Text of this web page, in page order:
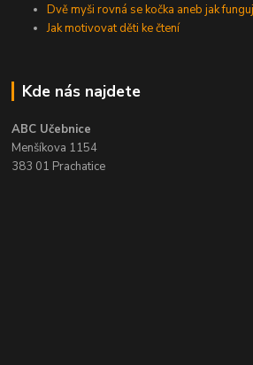
Dvě myši rovná se kočka aneb jak
Jak motivovat děti ke čtení
Kde nás najdete
ABC Učebnice
Menšíkova 1154
383 01 Prachatice